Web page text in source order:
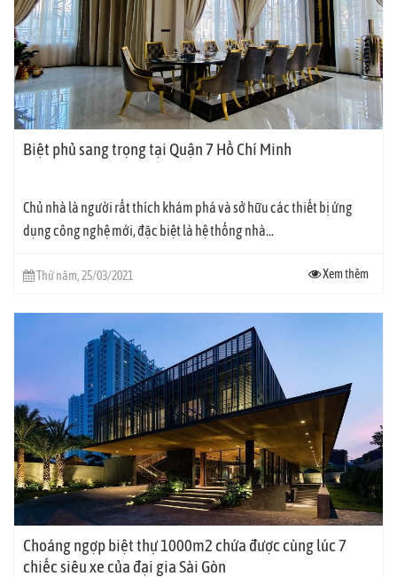
Biệt phủ sang trọng tại Quận 7 Hồ Chí Minh
Chủ nhà là người rất thích khám phá và sở hữu các thiết bị ứng
dụng công nghệ mới, đặc biệt là hệ thống nhà...
Thứ năm, 25/03/2021 Xem thêm
Choáng ngợp biệt thự 1000m2 chứa được cùng lúc 7
chiếc siêu xe của đại gia Sài Gòn